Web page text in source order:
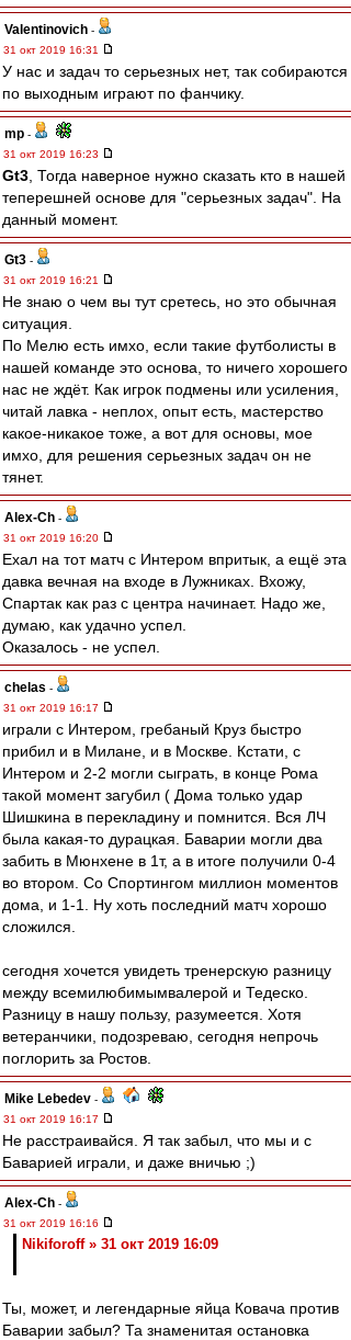
Valentinovich -
31 окт 2019 16:31
У нас и задач то серьезных нет, так собираются
по выходным играют по фанчику.
mp -
31 окт 2019 16:23
Gt3 , Тогда наверное нужно сказать кто в нашей
теперешней основе для "серьезных задач". На
данный момент.
Gt3 -
31 окт 2019 16:21
Не знаю о чем вы тут сретесь, но это обычная
ситуация.
По Мелю есть имхо, если такие футболисты в
нашей команде это основа, то ничего хорошего
нас не ждёт. Как игрок подмены или усиления,
читай лавка - неплох, опыт есть, мастерство
какое-никакое тоже, а вот для основы, мое
имхо, для решения серьезных задач он не
тянет.
Alex-Ch -
31 окт 2019 16:20
Ехал на тот матч с Интером впритык, а ещё эта
давка вечная на входе в Лужниках. Вхожу,
Спартак как раз с центра начинает. Надо же,
думаю, как удачно успел.
Оказалось - не успел.
chelas -
31 окт 2019 16:17
играли с Интером, гребаный Круз быстро
прибил и в Милане, и в Москве. Кстати, с
Интером и 2-2 могли сыграть, в конце Рома
такой момент загубил ( Дома только удар
Шишкина в перекладину и помнится. Вся ЛЧ
была какая-то дурацкая. Баварии могли два
забить в Мюнхене в 1т, а в итоге получили 0-4
во втором. Со Спортингом миллион моментов
дома, и 1-1. Ну хоть последний матч хорошо
сложился.
сегодня хочется увидеть тренерскую разницу
между всемилюбимымвалерой и Тедеско.
Разницу в нашу пользу, разумеется. Хотя
ветеранчики, подозреваю, сегодня непрочь
поглорить за Ростов.
Mike Lebedev -
31 окт 2019 16:17
Не расстраивайся. Я так забыл, что мы и с
Баварией играли, и даже вничью ;)
Alex-Ch -
31 окт 2019 16:16
Nikiforoff » 31 окт 2019 16:09
Ты, может, и легендарные яйца Ковача против
Баварии забыл? Та знаменитая остановка